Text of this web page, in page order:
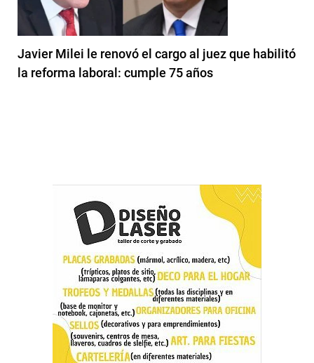
Javier Milei le renovó el cargo al juez que habilitó
la reforma laboral: cumple 75 años